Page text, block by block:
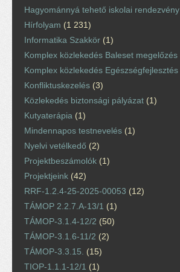
Hagyománnyá tehető iskolai rendezvény
Hírfolyam (1 231)
Informatika Szakkör (1)
Komplex közlekedés Baleset megelőzés
Komplex közlekedés Egészségfejlesztés
Konfliktuskezelés (3)
Közlekedés biztonsági pályázat (1)
Kutyaterápia (1)
Mindennapos testnevelés (1)
Nyelvi vetélkedő (2)
Projektbeszámolók (1)
Projektjeink (42)
RRF-1.2.4-25-2025-00053 (12)
TÁMOP 2.2.7.A-13/1 (1)
TÁMOP-3.1.4-12/2 (50)
TÁMOP-3.1.6-11/2 (2)
TÁMOP-3.3.15.
(15)
TIOP-1.1.1-12/1 (1)